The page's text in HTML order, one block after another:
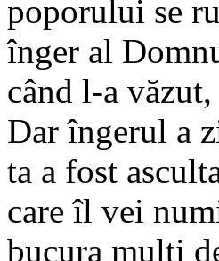
poporului se
înger al
când l-a
Dar îngerul a
ta a fost
care îl vei
bucura mulţi